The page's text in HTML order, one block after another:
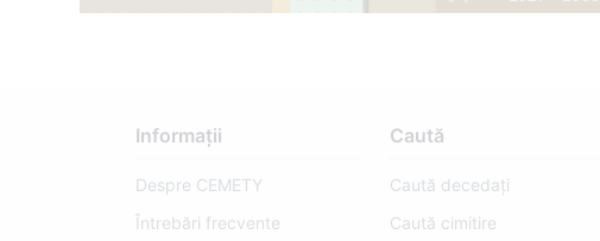
Informații
Despre CEMETY
Întrebări frecvente
Caută
Caută decedați
Caută cimitire